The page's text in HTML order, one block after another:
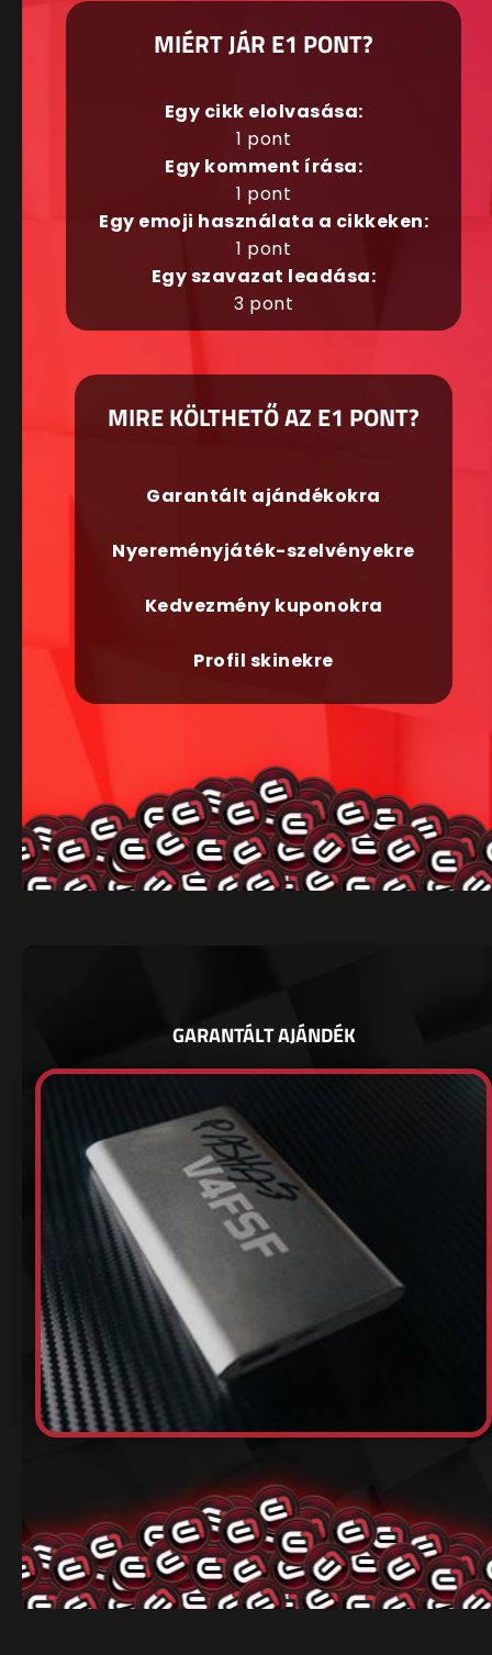
MIÉRT JÁR E1 PONT?
Egy cikk elolvasása:
1 pont
Egy komment írása:
1 pont
Egy emoji használata a cikkeken:
1 pont
Egy szavazat leadása:
3 pont
MIRE KÖLTHETŐ AZ E1 PONT?
Garantált ajándékokra
Nyereményjáték-szelvényekre
Kedvezmény kuponokra
Profil skinekre
GARANTÁLT AJÁNDÉK